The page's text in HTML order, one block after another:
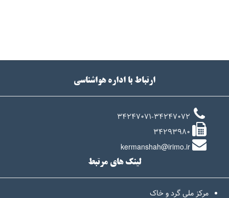
ارتباط با اداره هواشناسی
34247071-34247072
34293980
kermanshah@irimo.ir
لینک های مرتبط
مرکز ملی گرد و خاک